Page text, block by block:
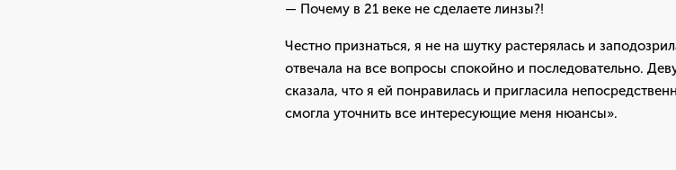
— Почему в 21 веке не сделаете линзы?!
Честно признаться, я не на шутку растерялась и
отвечала на все вопросы спокойно и последовательно.
сказала, что я ей понравилась и пригласила
смогла уточнить все интересующие меня нюансы».